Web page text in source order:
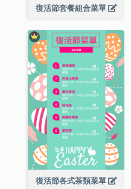
復活節套餐組合菜單
復活節各式茶類菜單